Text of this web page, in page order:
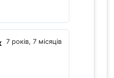
7 років, 7 місяців